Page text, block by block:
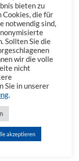
Impressum
bieten zu
Cookies, die für
notwendig sind,
Sollten Sie die
wir die volle
nicht
Sie in unserer
.
akzeptieren